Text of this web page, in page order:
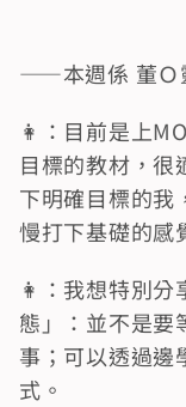
——本週係 董Ｏ
👩：目前是上
目標的教材，很
下明確目標的我
慢打下基礎的感
👩：我想特別
態」：並不是要
事；可以透過邊
式。